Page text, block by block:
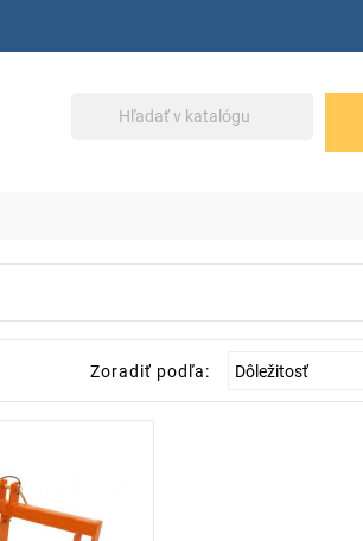
Zoradiť podľa: Dôležitosť